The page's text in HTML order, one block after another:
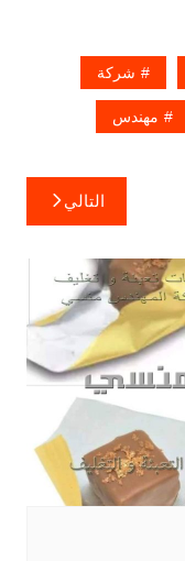
شركة
مهندس
التالي